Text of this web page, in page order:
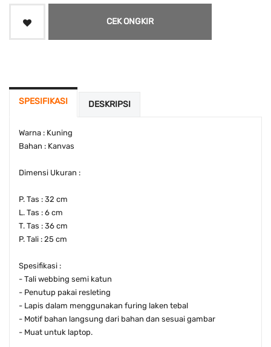
CEK ONGKIR
SPESIFIKASI DESKRIPSI
Warna : Kuning
Bahan : Kanvas
Dimensi Ukuran :
P. Tas : 32 cm
L. Tas : 6 cm
T. Tas : 36 cm
P. Tali : 25 cm
Spesifikasi :
- Tali webbing semi katun
- Penutup pakai resleting
- Lapis dalam menggunakan furing laken tebal
- Motif bahan langsung dari bahan dan sesuai gambar
- Muat untuk laptop.